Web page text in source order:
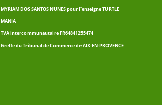
MYRIAM DOS SANTOS NUNES pour l’enseigne TURTLE
MANIA
TVA intercommunautaire FR64841255474
Greffe du Tribunal de Commerce de AIX-EN-PROVENCE